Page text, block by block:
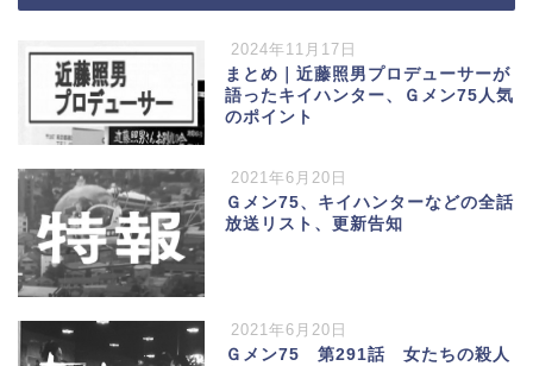
2024年11月17日
まとめ｜近藤照男プロデューサーが
語ったキイハンター、Ｇメン75人気
のポイント
2021年6月20日
Ｇメン75、キイハンターなどの全話
放送リスト、更新告知
2021年6月20日
Ｇメン75 第291話 女たちの殺人